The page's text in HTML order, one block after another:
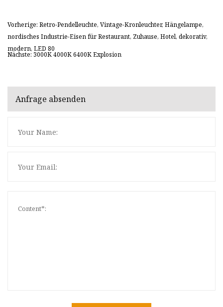
Vorherige: Retro-Pendelleuchte, Vintage-Kronleuchter, Hängelampe,
nordisches Industrie-Eisen für Restaurant, Zuhause, Hotel, dekorativ,
modern, LED 80
Nächste: 3000K 4000K 6400K Explosion
Anfrage absenden